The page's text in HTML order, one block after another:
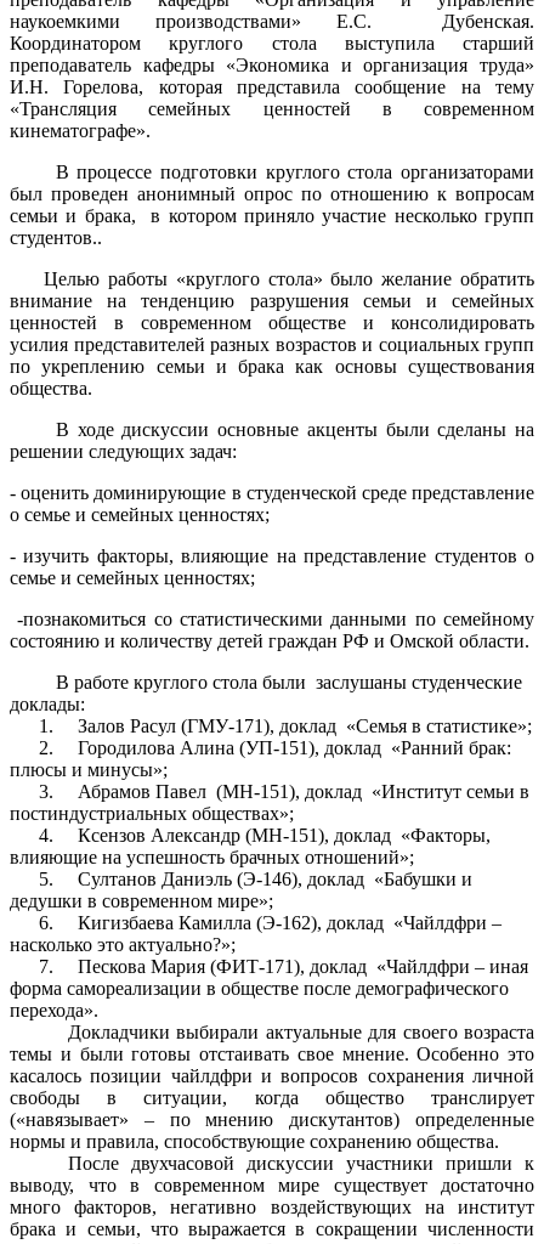
наукоемкими производствами» Е.С. Дубенская.
Координатором круглого стола выступила старший
преподаватель кафедры «Экономика и организация труда»
И.Н. Горелова, которая представила сообщение на тему
«Трансляция семейных ценностей в современном
кинематографе».
В процессе подготовки круглого стола организаторами
был проведен анонимный опрос по отношению к вопросам
семьи и брака, в котором приняло участие несколько групп
студентов..
Целью работы «круглого стола» было желание обратить
внимание на тенденцию разрушения семьи и семейных
ценностей в современном обществе и консолидировать
усилия представителей разных возрастов и социальных групп
по укреплению семьи и брака как основы существования
общества.
В ходе дискуссии основные акценты были сделаны на
решении следующих задач:
- оценить доминирующие в студенческой среде представление
о семье и семейных ценностях;
- изучить факторы, влияющие на представление студентов о
семье и семейных ценностях;
-познакомиться со статистическими данными по семейному
состоянию и количеству детей граждан РФ и Омской области.
В работе круглого стола были заслушаны студенческие
доклады:
1. Залов Расул (ГМУ-171), доклад «Семья в статистике»;
2. Городилова Алина (УП-151), доклад «Ранний брак:
плюсы и минусы»;
3. Абрамов Павел (МН-151), доклад «Институт семьи в
постиндустриальных обществах»;
4. Ксензов Александр (МН-151), доклад «Факторы,
влияющие на успешность брачных отношений»;
5. Султанов Даниэль (Э-146), доклад «Бабушки и
дедушки в современном мире»;
6. Кигизбаева Камилла (Э-162), доклад «Чайлдфри –
насколько это актуально?»;
7. Пескова Мария (ФИТ-171), доклад «Чайлдфри – иная
форма самореализации в обществе после демографического
перехода».
Докладчики выбирали актуальные для своего возраста
темы и были готовы отстаивать свое мнение. Особенно это
касалось позиции чайлдфри и вопросов сохранения личной
свободы в ситуации, когда общество транслирует
(«навязывает» – по мнению дискутантов) определенные
нормы и правила, способствующие сохранению общества.
После двухчасовой дискуссии участники пришли к
выводу, что в современном мире существует достаточно
много факторов, негативно воздействующих на институт
брака и семьи, что выражается в сокращении численности